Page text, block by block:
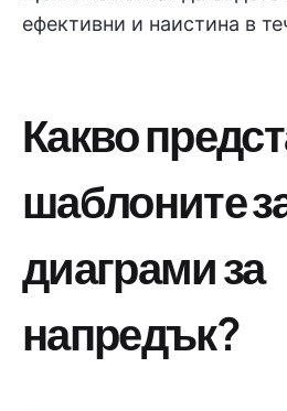
ефективни и наистина в
Какво
шаблоните
диаграми за
напредък?